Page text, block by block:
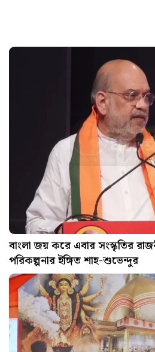
বাংলা জয় করে এবার সংস্কৃতির
পরিকল্পনার ইঙ্গিত শাহ-শুভেন্দুর